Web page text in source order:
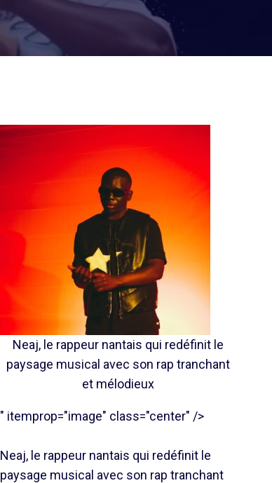
Neaj, le rappeur nantais qui redéfinit le
paysage musical avec son rap tranchant
et mélodieux
" itemprop="image" class="center" />
Neaj, le rappeur nantais qui redéfinit le
paysage musical avec son rap tranchant